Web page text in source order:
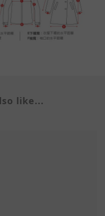
like...